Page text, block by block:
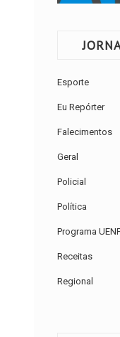
Esporte
Eu Repórter
Falecimentos
Geral
Policial
Política
Programa
Receitas
Regional